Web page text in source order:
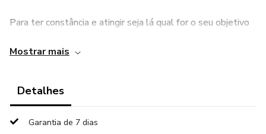
Para ter constância e atingir seja lá qual for o seu objetivo
castelo de areia, você precisa de uma base sólida.
realmente vão fazer a diferença na sua rotina.
Está por um preço praticamente simbólico (e nós vamos
Mostrar mais
Detalhes
Garantia de 7 dias